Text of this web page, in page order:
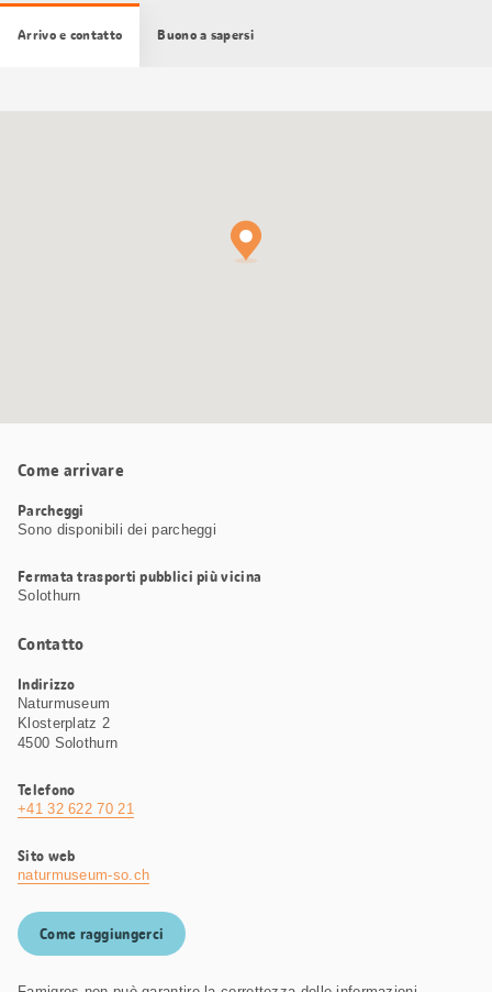
Arrivo e contatto Buono a sapersi
Come arrivare
Parcheggi
Sono disponibili dei parcheggi
Fermata trasporti pubblici più vicina
Solothurn
Contatto
Indirizzo
Naturmuseum
Klosterplatz 2
4500 Solothurn
Telefono
+41 32 622 70 21
Sito web
naturmuseum-so.ch
Come raggiungerci